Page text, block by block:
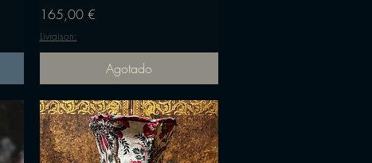
Precio
165,00 €
Livraison:
Agotado